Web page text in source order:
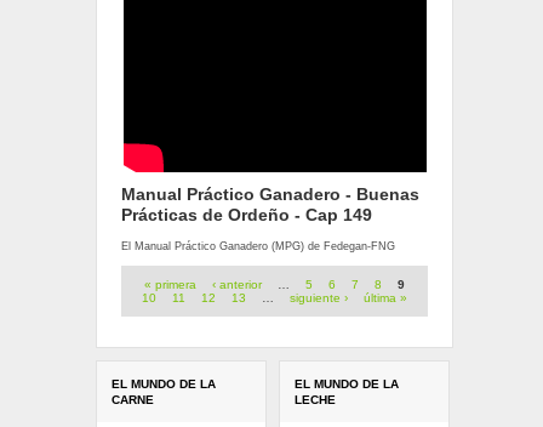
Manual Práctico Ganadero - Buenas
Prácticas de Ordeño - Cap 149
El Manual Práctico Ganadero (MPG) de Fedegan-FNG
Páginas
« primera ‹ anterior … 5 6 7 8
9
10
11 12 13 … siguiente › última »
EL MUNDO DE LA
CARNE
EL MUNDO DE LA
LECHE